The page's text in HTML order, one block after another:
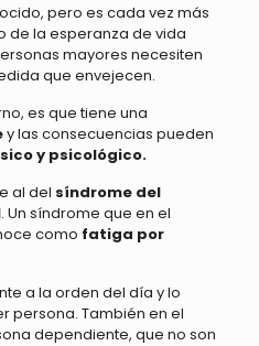
pero es cada vez más
de la esperanza de vida
mayores necesiten
que envejecen.
es que tiene una
y las consecuencias pueden
y psicológico.
al del síndrome del
. Un síndrome que en el
como fatiga por
a la orden del día y lo
persona. También en el
dependiente, que no son